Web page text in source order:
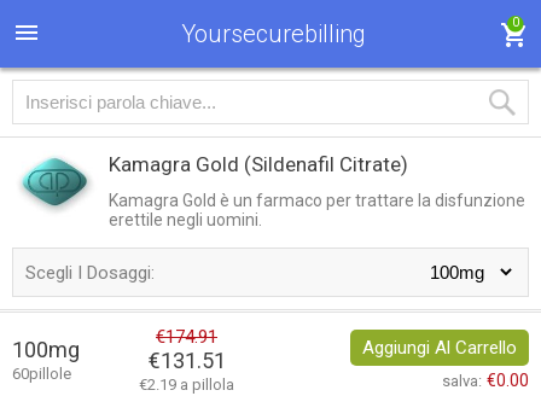
Yoursecurebilling 0
Kamagra Gold (Sildenafil Citrate)
Kamagra Gold è un farmaco per trattare la disfunzione
erettile negli uomini.
Scegli I Dosaggi:
100mg
60pillole
€174.91
€131.51
€2.19 a pillola
Aggiungi Al Carrello
salva: €0.00